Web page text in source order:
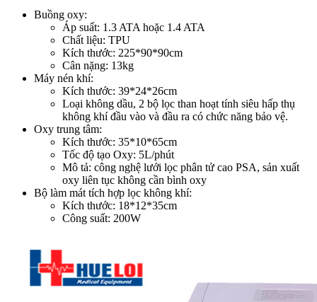
Buồng oxy:
Áp suất: 1.3 ATA hoặc 1.4 ATA
Chất liệu: TPU
Kích thước: 225*90*90cm
Cân nặng: 13kg
Máy nén khí:
Kích thước: 39*24*26cm
Loại không dầu, 2 bộ lọc than hoạt tính siêu hấp thụ
không khí đầu vào và đầu ra có chức năng bảo vệ.
Oxy trung tâm:
Kích thước: 35*10*65cm
Tốc độ tạo Oxy: 5L/phút
Mô tả: công nghệ lưới lọc phân tử cao PSA, sản xuất
oxy liên tục không cần bình oxy
Bộ làm mát tích hợp lọc không khí:
Kích thước: 18*12*35cm
Công suất: 200W